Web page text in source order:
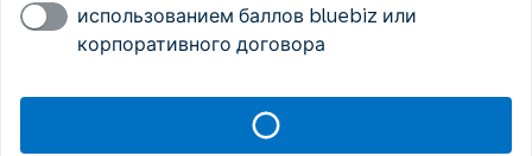
использованием баллов bluebiz или
корпоративного договора